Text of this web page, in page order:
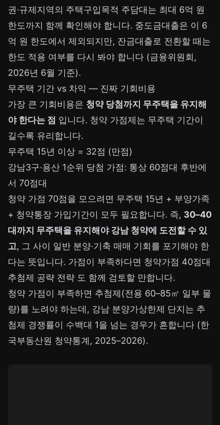
권·규제지역의 주택구입목적 주담대는 최대 6억 원
한도까지 함께 확인해야 합니다. 중도금대출은 이 6
억 원 한도에서 제외되지만, 잔금대출로 전환할 때는
한도 적용 여부를 다시 봐야 합니다 (금융위원회,
2026년 6월 기준).
무주택 기간 vs 차익 — 진짜 기회비용
가장 큰 기회비용은 청약 당첨까지 무주택을 유지해
야 한다는 점 입니다. 청약 가점제는 무주택 기간이
길수록 유리합니다.
무주택 15년 이상 = 32점 (만점)
강남3구·용산 1순위 당첨 가점: 통상 60점대 후반에
서 70점대
청약 가점 70점을 모으려면 무주택 15년 + 부양가족
+ 청약통장 가입기간이 모두 필요합니다. 즉, 30–40
대까지 무주택을 유지해야 강남 청약에 도전할 수 있
고, 그 사이 일반 분양·기축 매매 기회를 포기해야 한
다는 뜻입니다. 가점이 부족하다면 청약가점 40점대
추첨제 공략 전략 도 함께 검토할 만합니다.
청약 가점이 부족하면 추첨제(전용 60–85㎡ 일부 물
량)를 노려야 하는데, 강남 분양가상한제 단지는 추
첨제 경쟁률이 수백대 1을 넘는 경우가 흔합니다 (한
국부동산원 청약통계, 2025–2026).